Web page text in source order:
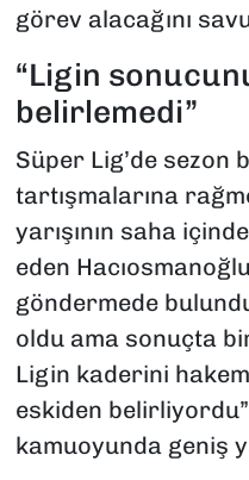
görev alacağını
“Ligin
belirlemedi”
Süper Lig’de sezon
tartışmalarına
yarışının saha
eden
göndermede
oldu ama sonuçta
Ligin kaderini
eskiden
kamuoyunda geniş